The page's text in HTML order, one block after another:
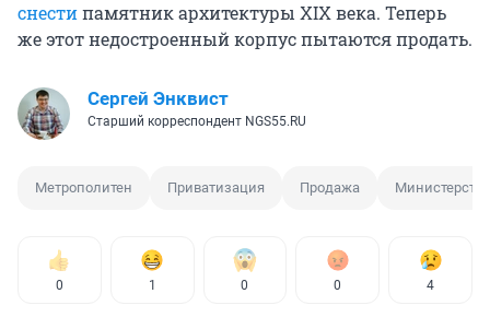
снестипамятник архитектуры XIX века. Теперь
же этот недостроенный корпус пытаются продать.
Сергей Энквист
Старший корреспондент NGS55.RU
Метрополитен Приватизация Продажа
0 1 0 0 4